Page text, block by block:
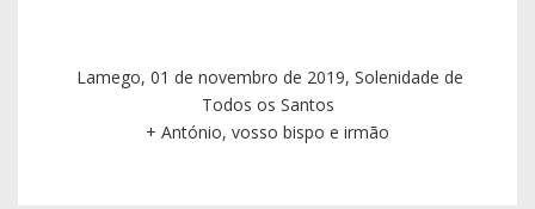
Lamego, 01 de novembro de 2019, Solenidade de
Todos os Santos
+ António, vosso bispo e irmão